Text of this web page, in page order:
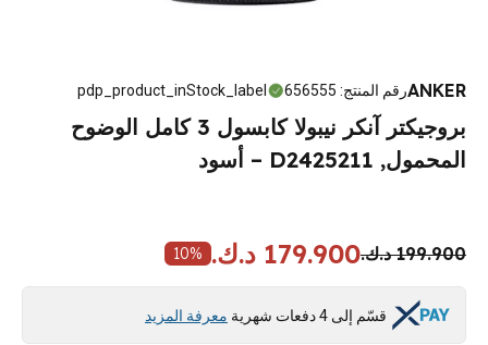
ANKERرقم المنتج:
656555
pdp_product_inStock_label
بروجيكتر آنكر نيبولا كابسول 3 كامل الوضوح
المحمول, D2425211 – أسود
199.900 د.ك. 179.900 د.ك. 10%
قسّم إلى 4 دفعات شهرية معرفة المزيد